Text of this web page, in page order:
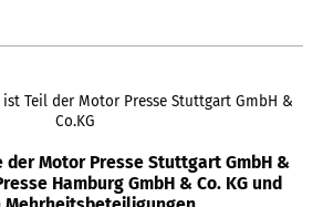
Teil der Motor Presse Stuttgart GmbH &
Co.KG
der Motor Presse Stuttgart GmbH &
Hamburg GmbH & Co. KG und